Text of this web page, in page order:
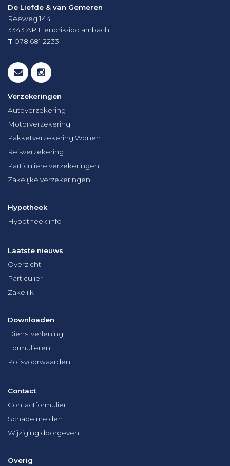
De Liefde & van Gemeren
Reeweg 144
3343 AP Hendrik-ido ambacht
T 078 681 2233
Verzekeringen
Autoverzekering
Motorverzekering
Pakketverzekering Wonen
Reisverzekering
Particuliere verzekeringen
Zakelijke verzekeringen
Hypotheek
Hypotheek info
Laatste nieuws
Overzicht
Particulier
Zakelijk
Downloaden
Dienstverlening
Formulieren
Polisvoorwaarden
Contact
Contactformulier
Schade melden
Wijziging doorgeven
Overig